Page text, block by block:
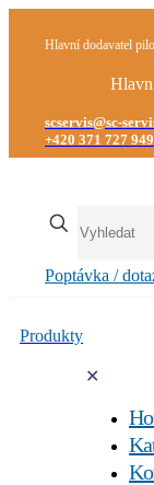
Hlavní dodavatel
scservis@sc-
+420 371 727 949
Poptávka /
Produkty
✕